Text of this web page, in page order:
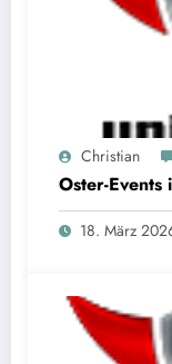
Christian
Oster-
18. März